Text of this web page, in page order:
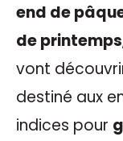
end de
de printemps
vont
destiné aux
indices pour